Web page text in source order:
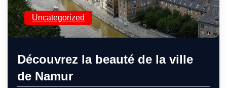
Uncategorized
Découvrez la beauté de la ville
de Namur